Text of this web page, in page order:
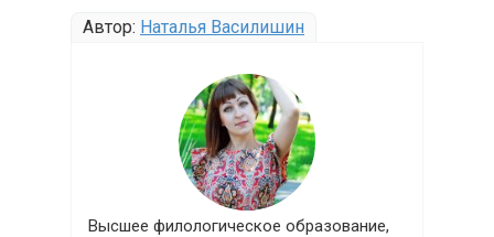
Автор: Наталья Василишин
Высшее филологическое образование,